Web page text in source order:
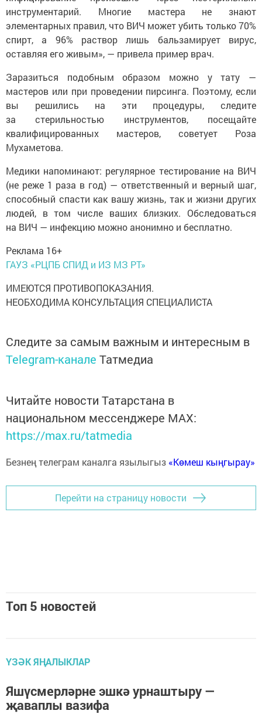
инструментарий. Многие мастера не знают
элементарных правил, что ВИЧ может убить только 70%
спирт, а 96% раствор лишь бальзамирует вирус,
оставляя его живым», — привела пример врач.
Заразиться подобным образом можно у тату —
мастеров или при проведении пирсинга. Поэтому, если
вы решились на эти процедуры, следите
за стерильностью инструментов, посещайте
квалифицированных мастеров, советует Роза
Мухаметова.
Медики напоминают: регулярное тестирование на ВИЧ
(не реже 1 раза в год) — ответственный и верный шаг,
способный спасти как вашу жизнь, так и жизни других
людей, в том числе ваших близких. Обследоваться
на ВИЧ — инфекцию можно анонимно и бесплатно.
Реклама 16+
ГАУЗ «РЦПБ СПИД и ИЗ МЗ РТ»
ИМЕЮТСЯ ПРОТИВОПОКАЗАНИЯ.
НЕОБХОДИМА КОНСУЛЬТАЦИЯ СПЕЦИАЛИСТА
Следите за самым важным и интересным в
Telegram-канале Татмедиа
Читайте новости Татарстана в
национальном мессенджере MАХ:
https://max.ru/tatmedia
Безнең телеграм каналга язылыгыз «Көмеш кыңгырау»
Перейти на страницу новости
Топ 5 новостей
ҮЗӘК ЯҢАЛЫКЛАР
Яшүсмерләрне эшкә урнаштыру —
җаваплы вазифа